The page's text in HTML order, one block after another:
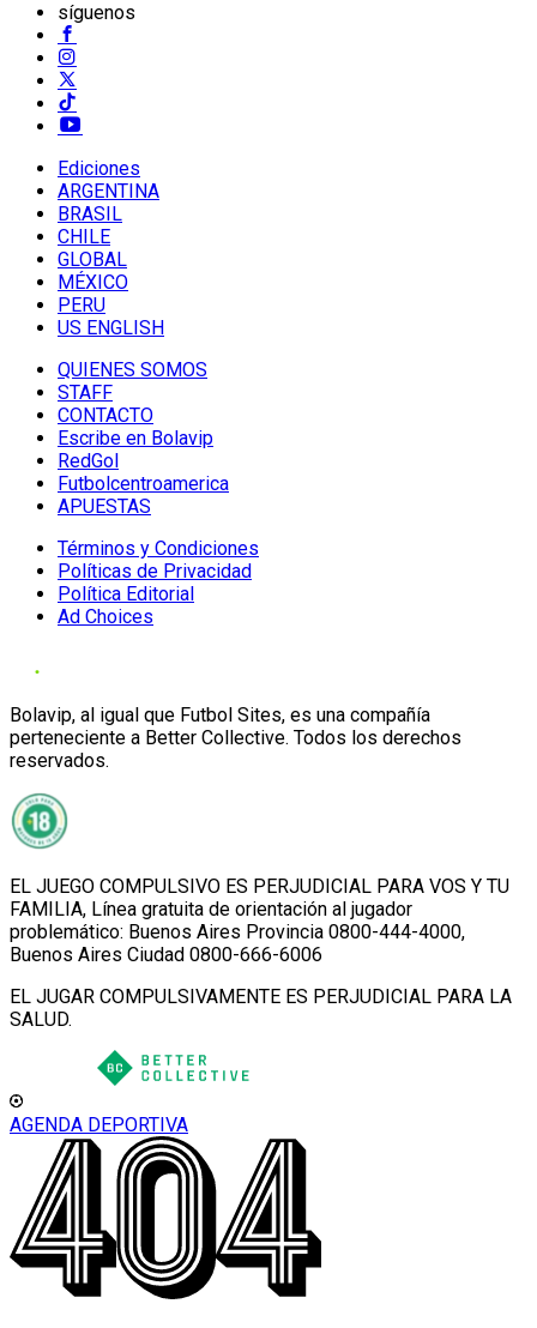
síguenos
Ediciones
ARGENTINA
BRASIL
CHILE
GLOBAL
MÉXICO
PERU
US ENGLISH
QUIENES SOMOS
STAFF
CONTACTO
Escribe en Bolavip
RedGol
Futbolcentroamerica
APUESTAS
Términos y Condiciones
Políticas de Privacidad
Política Editorial
Ad Choices
Bolavip, al igual que Futbol Sites, es una compañía
perteneciente a Better Collective. Todos los derechos
reservados.
EL JUEGO COMPULSIVO ES PERJUDICIAL PARA VOS Y TU
FAMILIA, Línea gratuita de orientación al jugador
problemático: Buenos Aires Provincia 0800-444-4000,
Buenos Aires Ciudad 0800-666-6006
EL JUGAR COMPULSIVAMENTE ES PERJUDICIAL PARA LA
SALUD.
AGENDA DEPORTIVA